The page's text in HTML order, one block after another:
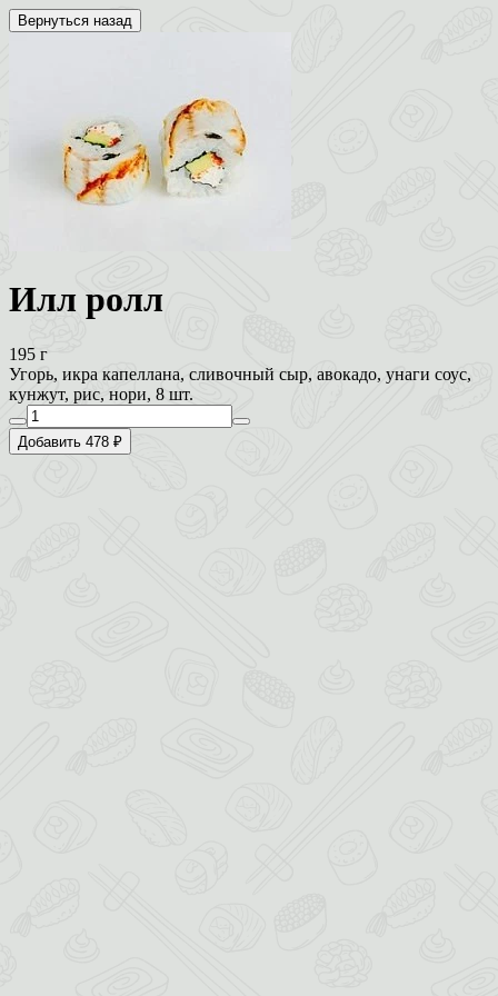
Вернуться назад
Илл ролл
195 г
Угорь, икра капеллана, сливочный сыр, авокадо, унаги соус,
кунжут, рис, нори, 8 шт.
Добавить 478 ₽